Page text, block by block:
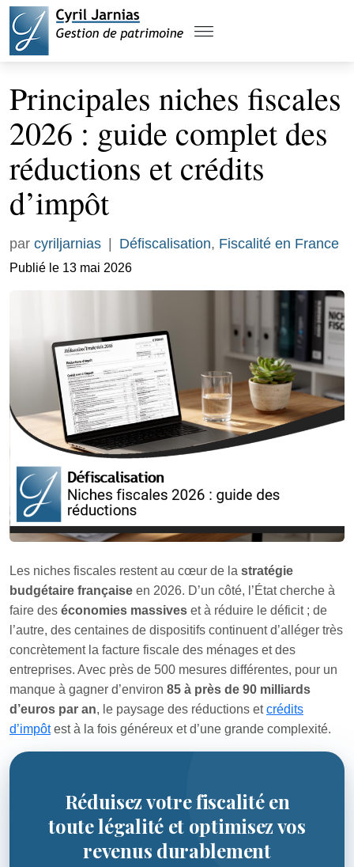
Principales niches fiscales
2026 : guide complet des
réductions et crédits
d’impôt
par cyriljarnias Défiscalisation, Fiscalité en France
Publié le 13 mai 2026
Les niches fiscales restent au cœur de la stratégie
budgétaire française en 2026. D’un côté, l’État cherche à
faire des économies massives et à réduire le déficit ; de
l’autre, des centaines de dispositifs continuent d’alléger très
concrètement la facture fiscale des ménages et des
entreprises. Avec près de 500 mesures différentes, pour un
manque à gagner d’environ 85 à près de 90 milliards
d’euros par an, le paysage des réductions etcrédits
d’impôtest à la fois généreux et d’une grande complexité.
Réduisez votre fiscalité en
toute légalité et optimisez vos
revenus durablement